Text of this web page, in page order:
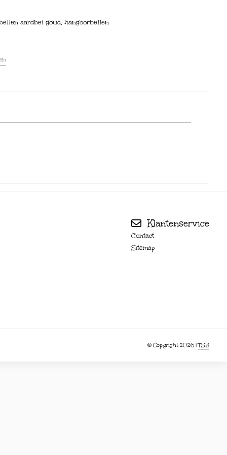
aardbei goud, hangoorbellen
Klantenservice
Contact
Sitemap
© Copyright 2026 |TSB